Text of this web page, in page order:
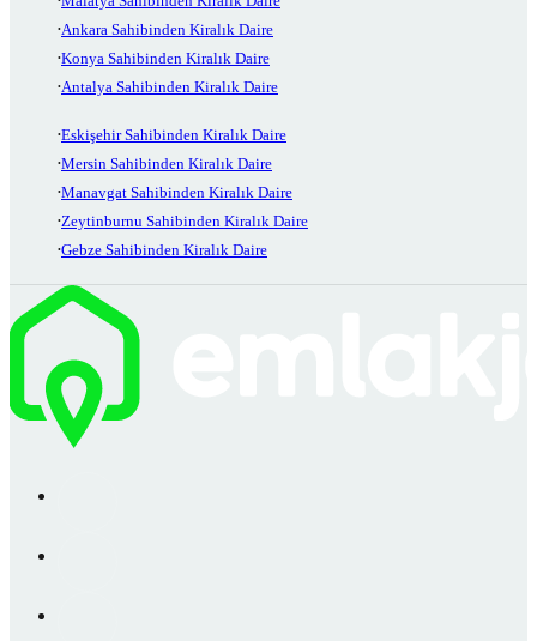
Ankara Sahibinden Kiralık Daire
Konya Sahibinden Kiralık Daire
Antalya Sahibinden Kiralık Daire
Eskişehir Sahibinden Kiralık Daire
Mersin Sahibinden Kiralık Daire
Manavgat Sahibinden Kiralık Daire
Zeytinburnu Sahibinden Kiralık Daire
Gebze Sahibinden Kiralık Daire